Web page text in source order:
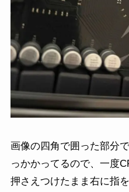
画像の四角で囲った部分
っかかってるので、一度
押さえつけたまま右に指